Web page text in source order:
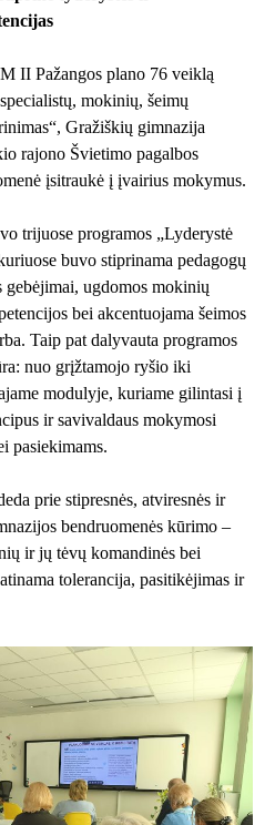
II Pažangos plano 76 veiklą
mokinių, šeimų
Gražiškių gimnazija
rajono Švietimo pagalbos
įsitraukė į įvairius mokymus.
trijuose programos „Lyderystė
buvo stiprinama pedagogų
gebėjimai, ugdomos mokinių
bei akcentuojama šeimos
Taip pat dalyvauta programos
nuo grįžtamojo ryšio iki
modulyje, kuriame gilintasi į
ir savivaldaus mokymosi
pasiekimams.
prie stipresnės, atviresnės ir
bendruomenės kūrimo –
ir jų tėvų komandinės bei
tolerancija, pasitikėjimas ir